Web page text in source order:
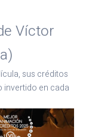
Víctor
sus créditos
invertido en cada